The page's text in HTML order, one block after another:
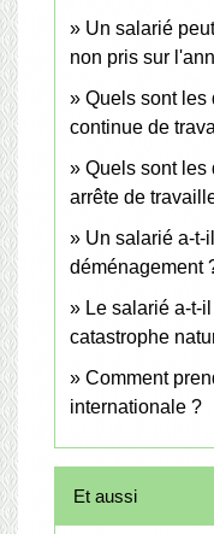
Un salarié
non pris sur
Quels sont les
continue de
Quels sont les
arrête de
Un salarié a-t-
déménagement
Le salarié a-t-
catastrophe
Comment
internationale ?
Et aussi